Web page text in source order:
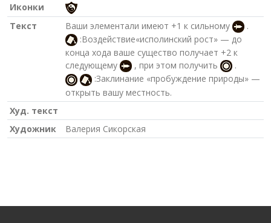
Иконки
Текст
Ваши элементали имеют +1 к сильному
.
:Воздействие«исполинский рост» — до
конца хода ваше существо получает +2 к
следующему
, при этом получить
.
:Заклинание «пробуждение природы» —
открыть вашу местность.
Худ. текст
Художник
Валерия Сикорская